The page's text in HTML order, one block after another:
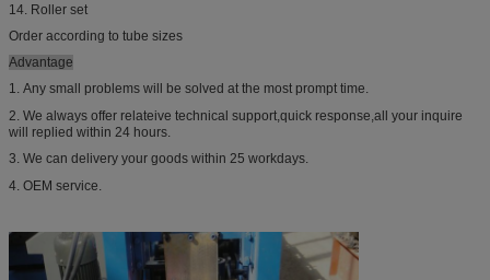
14. Roller set
Order according to tube sizes
Advantage
1. Any small problems will be solved at the most prompt time.
2. We always offer relateive technical support,quick response,all your inquire
will replied within 24 hours.
3. We can delivery your goods within 25 workdays.
4. OEM service.